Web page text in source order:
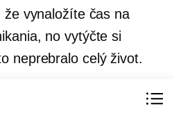
vynaložíte čas na
no vytýčte si
neprebralo celý život.
svoj príbeh